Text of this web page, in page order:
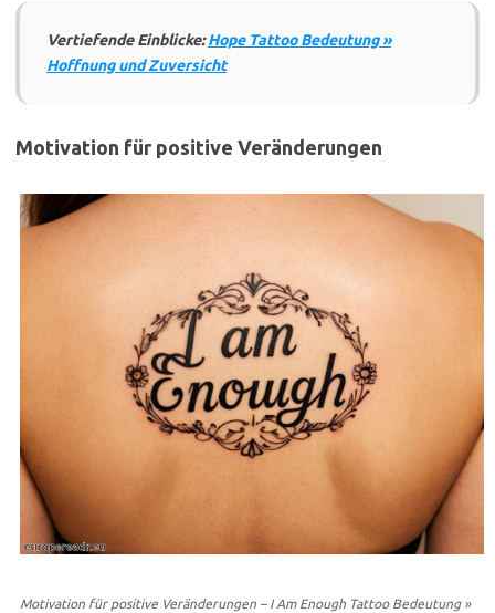
Vertiefende Einblicke:Hope Tattoo Bedeutung »
Hoffnung und Zuversicht
Motivation für positive Veränderungen
Motivation für positive Veränderungen – I Am Enough Tattoo Bedeutung »